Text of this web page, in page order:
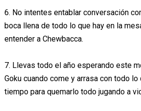
6. No intentes entablar conversación
boca llena de todo lo que hay en la
entender a Chewbacca.
7. Llevas todo el año esperando este
Goku cuando come y arrasa con todo lo
tiempo para quemarlo todo jugando a